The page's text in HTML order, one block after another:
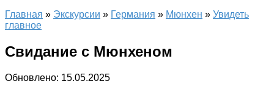
Главная » Экскурсии » Германия » Мюнхен » Увидеть
главное
Свидание с Мюнхеном
Обновлено: 15.05.2025